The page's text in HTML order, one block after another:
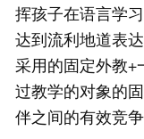
挥孩子在语言学
达到流利地道表
采用的固定外教+
过教学的对象的
伴之间的有效竞